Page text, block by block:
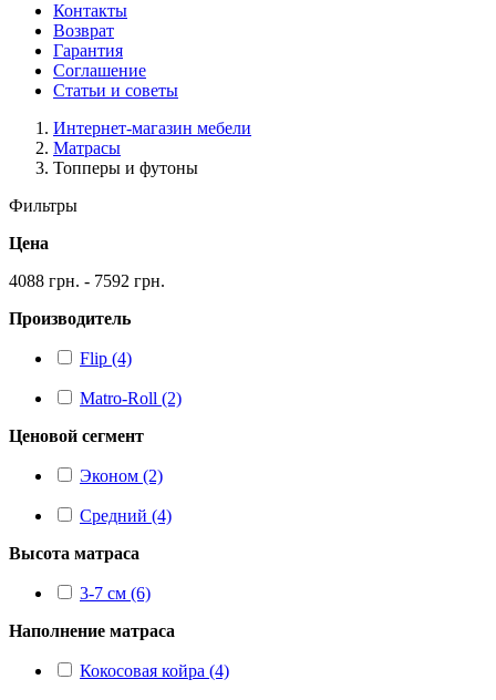
Контакты
Возврат
Гарантия
Соглашение
Статьи и советы
Интернет-магазин мебели
Матрасы
Топперы и футоны
Фильтры
Цена
4088 грн. - 7592 грн.
Производитель
Flip (4)
Matro-Roll (2)
Ценовой сегмент
Эконом (2)
Средний (4)
Высота матраса
3-7 см (6)
Наполнение матраса
Кокосовая койра (4)